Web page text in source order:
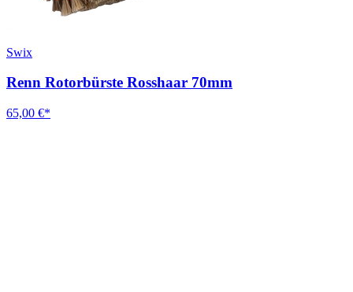
Swix
Renn Rotorbürste Rosshaar 70mm
65,00 €*